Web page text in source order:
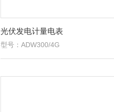
光伏发电计量电表
型号：ADW300/4G